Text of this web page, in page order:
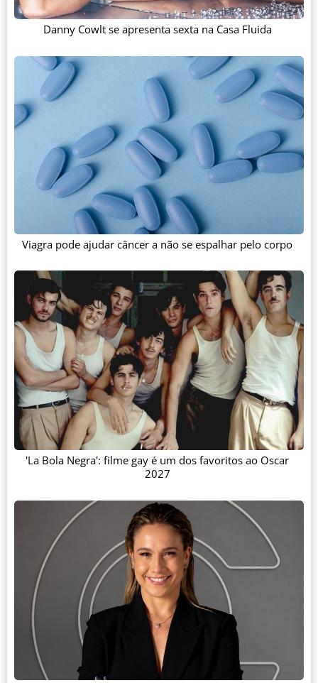
Danny Cowlt se apresenta sexta na Casa Fluida
Viagra pode ajudar câncer a não se espalhar pelo corpo
'La Bola Negra': filme gay é um dos favoritos ao Oscar
2027